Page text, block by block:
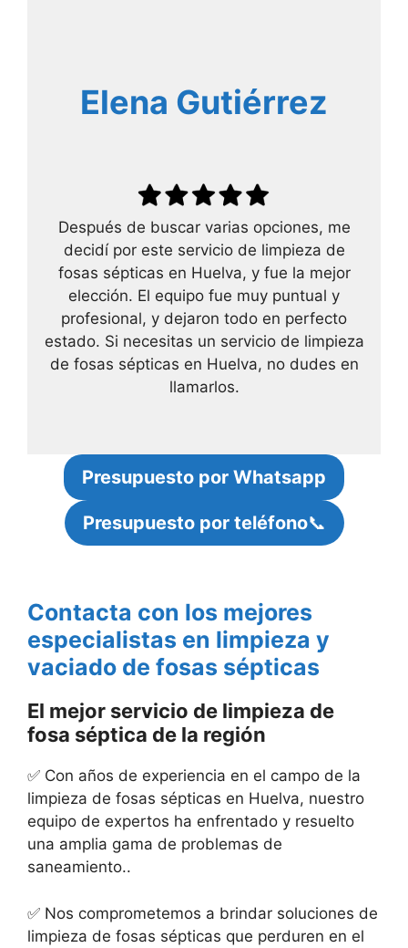
Elena Gutiérrez
Después de buscar varias opciones, me
decidí por este servicio de limpieza de
fosas sépticas en Huelva, y fue la mejor
elección. El equipo fue muy puntual y
profesional, y dejaron todo en perfecto
estado. Si necesitas un servicio de limpieza
de fosas sépticas en Huelva, no dudes en
llamarlos.
Presupuesto por Whatsapp
Presupuesto por teléfono📞
Contacta con los mejores
especialistas en limpieza y
vaciado de fosas sépticas
El mejor servicio de limpieza de
fosa séptica de la región
✅ Con años de experiencia en el campo de la
limpieza de fosas sépticas en Huelva, nuestro
equipo de expertos ha enfrentado y resuelto
una amplia gama de problemas de
saneamiento..
✅ Nos comprometemos a brindar soluciones de
limpieza de fosas sépticas que perduren en el